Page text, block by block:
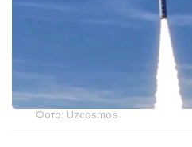
Фото: Uzcosmos